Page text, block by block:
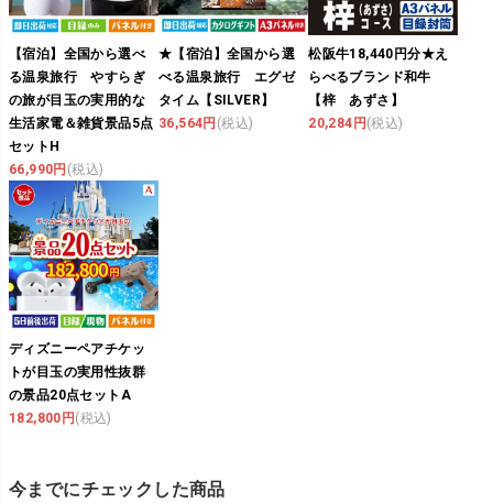
【宿泊】全国から選べ
る温泉旅行 やすらぎ
の旅が目玉の実用的な
生活家電＆雑貨景品5点
セットH
66,990円 (税込)
★【宿泊】全国から選
べる温泉旅行 エグゼ
タイム【SILVER】
36,564円 (税込)
松阪牛18,440円分★え
らべるブランド和牛
【梓 あずさ】
20,284円 (税込)
ディズニーペアチケッ
トが目玉の実用性抜群
の景品20点セットA
182,800円 (税込)
今までにチェックした商品